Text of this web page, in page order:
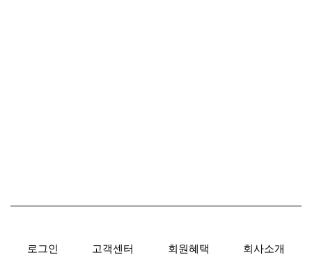
로그인 고객센터 회원혜택 회사소개